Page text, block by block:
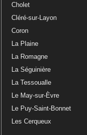
Cholet
Cléré-sur-Layon
Coron
La Plaine
La Romagne
La Séguinière
La Tessoualle
Le May-sur-Èvre
Le Puy-Saint-Bonnet
Les Cerqueux